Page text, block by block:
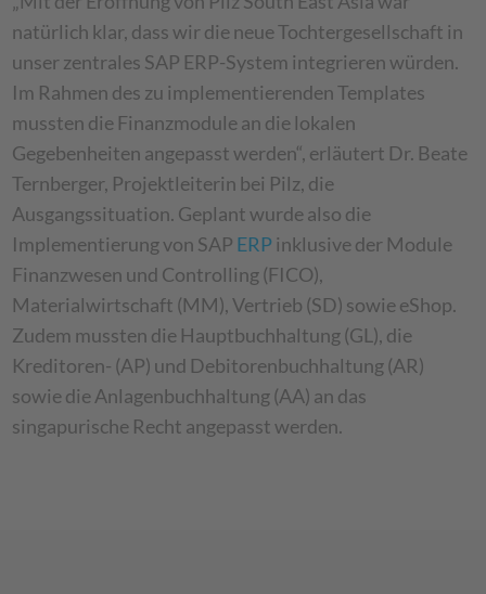
natürlich klar, dass wir die neue Tochtergesellschaft in
unser zentrales SAP ERP-System integrieren würden.
Im Rahmen des zu implementierenden Templates
mussten die Finanzmodule an die lokalen
Gegebenheiten angepasst werden“, erläutert Dr. Beate
Ternberger, Projektleiterin bei Pilz, die
Ausgangssituation. Geplant wurde also die
Implementierung von SAP ERPinklusive der Module
Finanzwesen und Controlling (FICO),
Materialwirtschaft (MM), Vertrieb (SD) sowie eShop.
Zudem mussten die Hauptbuchhaltung (GL), die
Kreditoren- (AP) und Debitorenbuchhaltung (AR)
sowie die Anlagenbuchhaltung (AA) an das
singapurische Recht angepasst werden.